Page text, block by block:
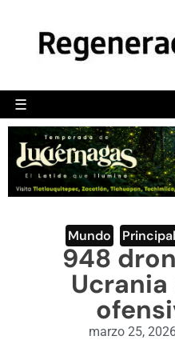
☰
Mundo Principal
948
Ucrania
marzo 25,